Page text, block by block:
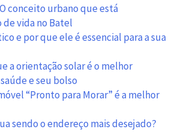
decoração
2016
conceito urbano que está
vida no Batel
e por que ele é essencial para a sua
a orientação solar é o melhor
e seu bolso
“Pronto para Morar” é a melhor
sendo o endereço mais desejado?